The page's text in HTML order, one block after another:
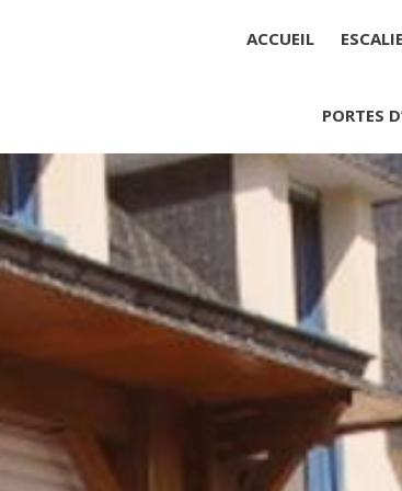
ACCUEIL
PORTES
Société :
Forme juridique :
Siége social :
Montant du capital
RCS : 788 768 612
Représentant légal